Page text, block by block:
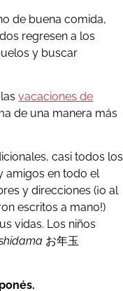
de buena comida,
regresen a los
y buscar
lasvacaciones de
de una manera más
casi todos los
amigos en todo el
y direcciones (¡o al
escritos a mano!)
vidas. Los niños
お年玉